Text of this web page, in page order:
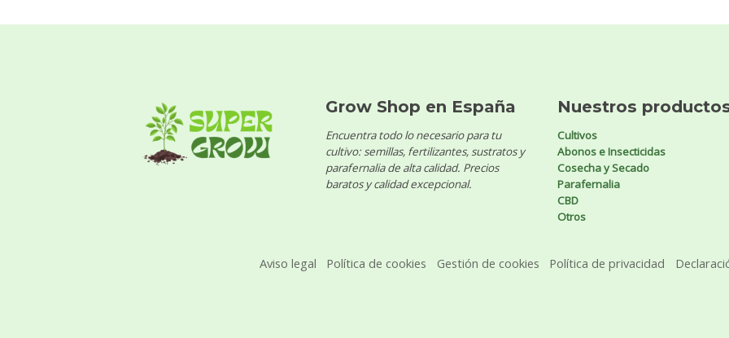
Grow Shop en España
Encuentra todo lo necesario para tu
cultivo: semillas, fertilizantes, sustratos y
parafernalia de alta calidad. Precios
baratos y calidad excepcional.
Nuestros
Cultivos
Abonos e Insecticidas
Cosecha y Secado
Parafernalia
CBD
Otros
Aviso legal Política de cookies Gestión de cookies Política de privacidad